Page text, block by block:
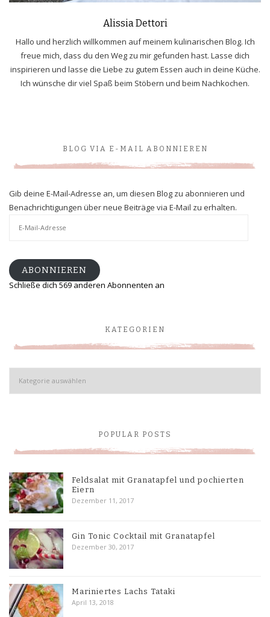
Alissia Dettori
Hallo und herzlich willkommen auf meinem kulinarischen Blog. Ich
freue mich, dass du den Weg zu mir gefunden hast. Lasse dich
inspirieren und lasse die Liebe zu gutem Essen auch in deine Küche.
Ich wünsche dir viel Spaß beim Stöbern und beim Nachkochen.
BLOG VIA E-MAIL ABONNIEREN
Gib deine E-Mail-Adresse an, um diesen Blog zu abonnieren und
Benachrichtigungen über neue Beiträge via E-Mail zu erhalten.
ABONNIEREN
Schließe dich 569 anderen Abonnenten an
KATEGORIEN
Kategorien
POPULAR POSTS
Feldsalat mit Granatapfel und pochierten
Eiern
Dezember 11, 2017
Gin Tonic Cocktail mit Granatapfel
Dezember 30, 2017
Mariniertes Lachs Tataki
April 13, 2018